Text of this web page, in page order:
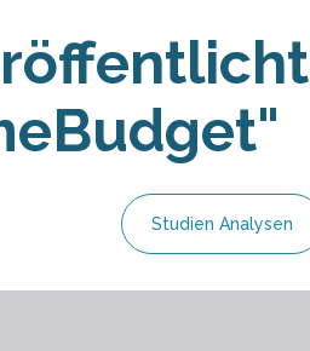
Studien Analysen